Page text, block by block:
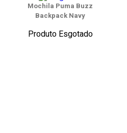
Mochila Puma Buzz
Backpack Navy
Produto Esgotado